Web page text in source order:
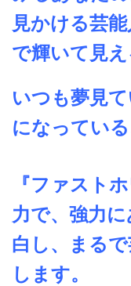
見かける芸
で輝いて見え
いつも夢見
になってい
『ファスト
力で、強力
白し、まる
します。